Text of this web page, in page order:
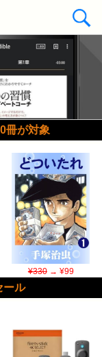
冊が対象
¥330→ ¥99
ール